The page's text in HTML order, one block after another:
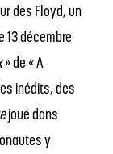
des Floyd, un
13 décembre
» de « A
inédits, des
joué dans
y